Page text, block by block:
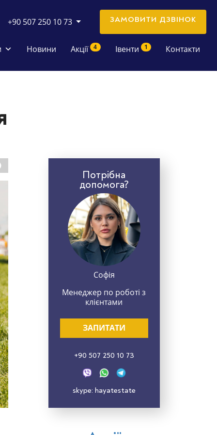
+90 507 250 10 73 ЗАМОВИТИ ДЗВІНОК
Новини Акції 4 Івенти 1 Контакти
Потрібна
допомога?
Софія
Менеджер по роботі з
клієнтами
ЗАПИТАТИ
+90 507 250 10 73
skype: hayatestate